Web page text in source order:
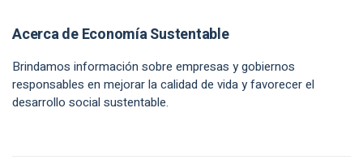
Acerca de Economía Sustentable
Brindamos información sobre empresas y gobiernos
responsables en mejorar la calidad de vida y favorecer el
desarrollo social sustentable.